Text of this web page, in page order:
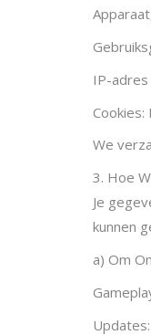
IP-adres
We
3. Hoe
Je
kunnen
a) Om